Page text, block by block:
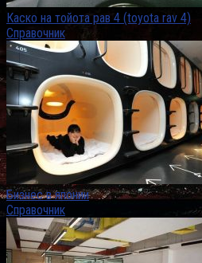
Каско на тойота рав 4 (toyota rav 4)
Справочник
Бизнес в японии
Справочник